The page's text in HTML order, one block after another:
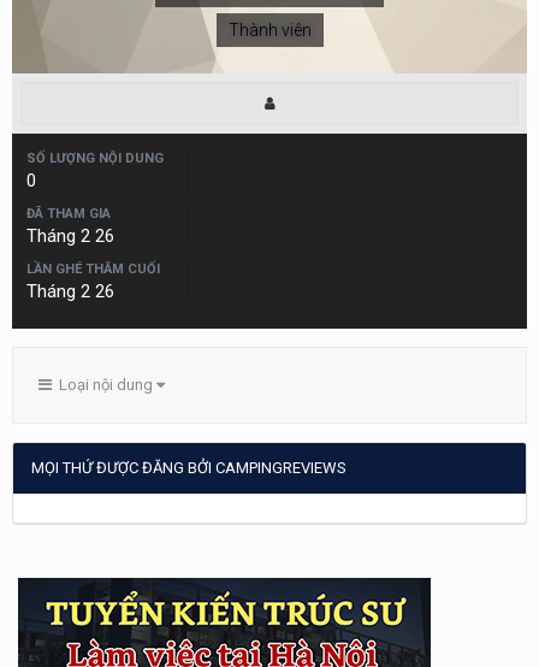
Thành viên
SỐ LƯỢNG NỘI DUNG
0
ĐÃ THAM GIA
Tháng 2 26
LẦN GHÉ THĂM CUỐI
Tháng 2 26
Loại nội dung
MỌI THỨ ĐƯỢC ĐĂNG BỞI CAMPINGREVIEWS